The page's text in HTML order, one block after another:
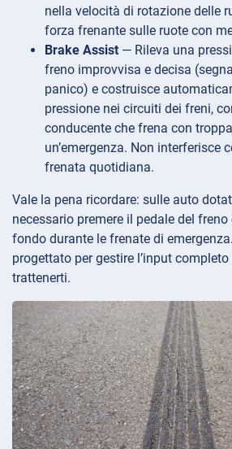
nella velocità di rotazione delle
forza frenante sulle ruote con
Brake Assist — Rileva una
freno improvvisa e decisa
panico) e costruisce
pressione nei circuiti dei freni,
conducente che frena con
un’emergenza. Non interferisce
frenata quotidiana.
Vale la pena ricordare: sulle auto
necessario premere il pedale del
fondo durante le frenate di
progettato per gestire l’input
trattenerti.